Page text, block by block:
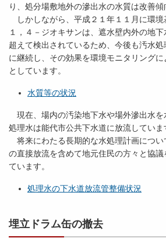
り、処分場敷地外の滲出水の水質は改善傾
しかしながら、平成２１年１１月に環境
１，４－ジオキサンは、遮水壁内外の地
超えて検出されているため、今後も汚水
に継続し、その効果を環境モニタリング
としています。
水質等の状況
現在、場内の汚染地下水や場外滲出水を
処理水は能代市公共下水道に放流していま
将来にわたる長期的な水処理計画につい
の直接放流を含めて地元住民の方々と協
ています。
処理水の下水道放流管整備状況
埋立ドラム缶の撤去